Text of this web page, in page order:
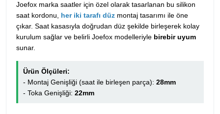
Joefox marka saatler için özel olarak tasarlanan bu silikon
saat kordonu, her iki tarafı düz montaj tasarımı ile öne
çıkar. Saat kasasıyla doğrudan düz şekilde birleşerek kolay
kurulum sağlar ve belirli Joefox modelleriyle birebir uyum
sunar.
Ürün Ölçüleri:
- Montaj Genişliği (saat ile birleşen parça): 28mm
- Toka Genişliği: 22mm